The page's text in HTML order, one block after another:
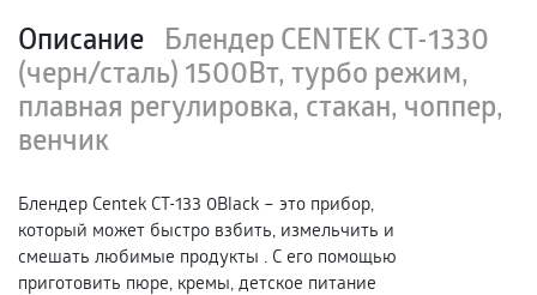
Описание Блендер CENTEK CT-1330
(черн/сталь) 1500Вт, турбо режим,
плавная регулировка, стакан, чоппер,
венчик
Блендер Centek CT-133 0Black – это прибор,
который может быстро взбить, измельчить и
смешать любимые продукты . С его помощью
приготовить пюре, кремы, детское питание